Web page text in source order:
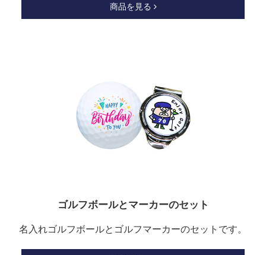
商品を見る
ゴルフボールとマーカーのセット
名入れゴルフボールとゴルフマーカーのセットです。